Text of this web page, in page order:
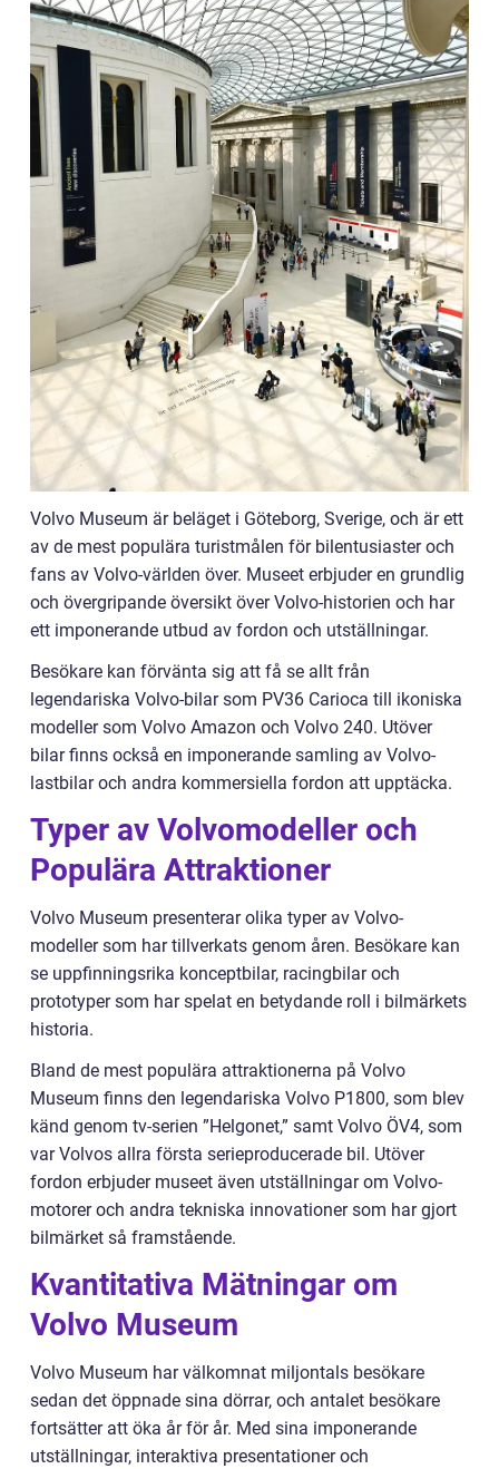
Volvo Museum är beläget i Göteborg, Sverige, och är ett
av de mest populära turistmålen för bilentusiaster och
fans av Volvo-världen över. Museet erbjuder en grundlig
och övergripande översikt över Volvo-historien och har
ett imponerande utbud av fordon och utställningar.
Besökare kan förvänta sig att få se allt från
legendariska Volvo-bilar som PV36 Carioca till ikoniska
modeller som Volvo Amazon och Volvo 240. Utöver
bilar finns också en imponerande samling av Volvo-
lastbilar och andra kommersiella fordon att upptäcka.
Typer av Volvomodeller och
Populära Attraktioner
Volvo Museum presenterar olika typer av Volvo-
modeller som har tillverkats genom åren. Besökare kan
se uppfinningsrika konceptbilar, racingbilar och
prototyper som har spelat en betydande roll i bilmärkets
historia.
Bland de mest populära attraktionerna på Volvo
Museum finns den legendariska Volvo P1800, som blev
känd genom tv-serien ”Helgonet,” samt Volvo ÖV4, som
var Volvos allra första serieproducerade bil. Utöver
fordon erbjuder museet även utställningar om Volvo-
motorer och andra tekniska innovationer som har gjort
bilmärket så framstående.
Kvantitativa Mätningar om
Volvo Museum
Volvo Museum har välkomnat miljontals besökare
sedan det öppnade sina dörrar, och antalet besökare
fortsätter att öka år för år. Med sina imponerande
utställningar, interaktiva presentationer och